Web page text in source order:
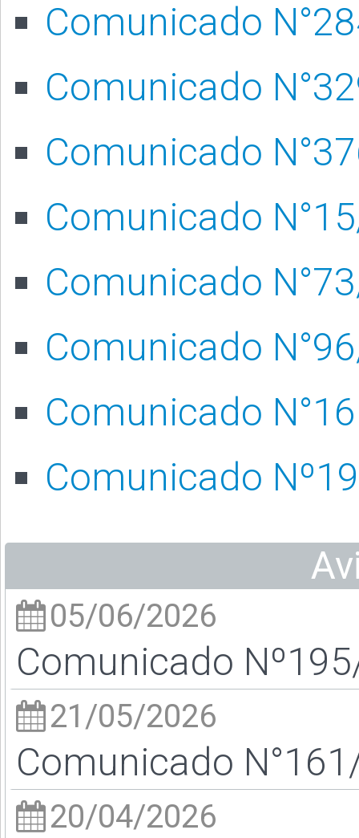
Comunicado
Comunicado
Comunicado
Comunicado
Comunicado
Comunicado
Comunicado
Comunicado
05/06/2026
Comunicado
21/05/2026
Comunicado
20/04/2026